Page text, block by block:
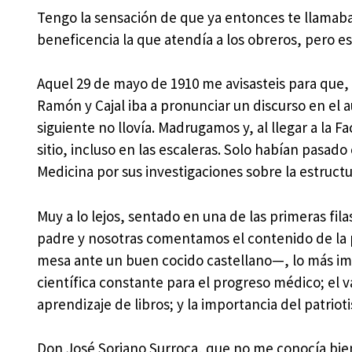
Tengo la sensación de que ya entonces te
beneficencia la que atendía a los obreros, pero
Aquel 29 de mayo de 1910 me avisasteis para
Ramón y Cajal iba a pronunciar un discurso en el
siguiente no llovía. Madrugamos y, al llegar a la
sitio, incluso en las escaleras. Solo habían
Medicina por sus investigaciones sobre la
Muy a lo lejos, sentado en una de las primeras
padre y nosotras comentamos el contenido de
mesa ante un buen cocido castellano—, lo más
científica constante para el progreso médico; el
aprendizaje de libros; y la importancia del